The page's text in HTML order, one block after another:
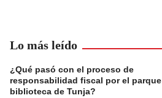
Lo más leído
¿Qué pasó con el proceso de
responsabilidad fiscal por el parque
biblioteca de Tunja?